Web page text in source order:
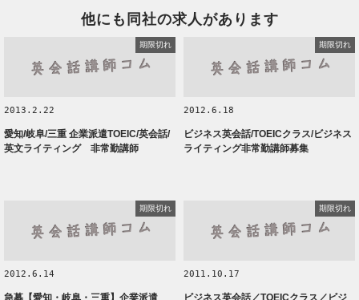
他にも同社の求人があります
期限切れ
2013.2.22
愛知/岐阜/三重 企業派遣TOEIC/英会話/
英文ライティング 非常勤講師
期限切れ
2012.6.18
ビジネス英会話/TOEICクラス/ビジネス
ライティング非常勤講師募集
期限切れ
2012.6.14
急募【愛知・岐阜・三重】企業派遣
期限切れ
2011.10.17
ビジネス英会話／TOEICクラス／ビジ